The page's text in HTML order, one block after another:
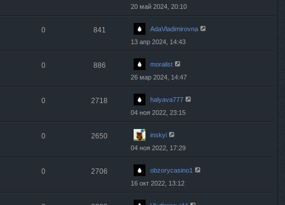
20 май 2024, 20:10
0 841
AdaVladimirovna
13 апр 2024, 14:43
0 886
moralist
26 мар 2024, 14:47
0 2718
halyava777
04 ноя 2022, 23:15
0 2650
inskyi
04 ноя 2022, 17:29
0 2706
obzorycasino1
16 окт 2022, 13:12